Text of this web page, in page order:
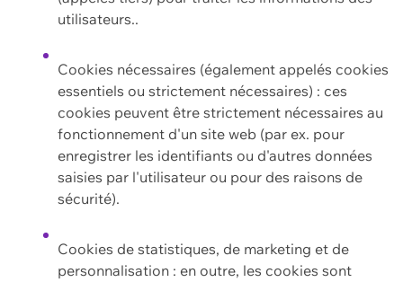
utilisateurs..
Cookies nécessaires (également appelés cookies
essentiels ou strictement nécessaires) : ces
cookies peuvent être strictement nécessaires au
fonctionnement d'un site web (par ex. pour
enregistrer les identifiants ou d'autres données
saisies par l'utilisateur ou pour des raisons de
sécurité).
Cookies de statistiques, de marketing et de
personnalisation : en outre, les cookies sont